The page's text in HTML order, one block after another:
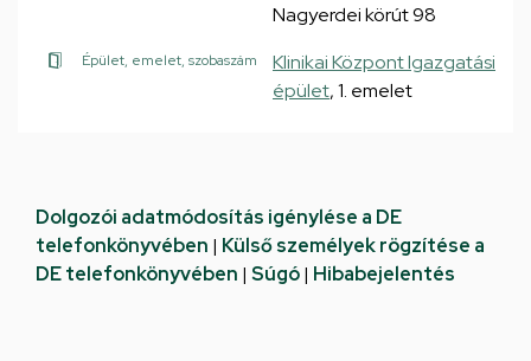
Nagyerdei körút 98
Épület, emelet, szobaszám
Klinikai Központ Igazgatási
épület, 1. emelet
Dolgozói adatmódosítás igénylése a DE
telefonkönyvében | Külső személyek rögzítése a
DE telefonkönyvében | Súgó| Hibabejelentés